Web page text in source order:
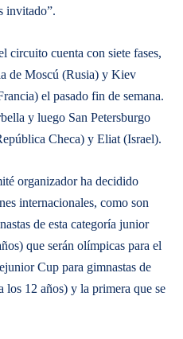
invitado”.
circuito cuenta con siete fases,
de Moscú (Rusia) y Kiev
el pasado fin de semana.
y luego San Petersburgo
Checa) y Eliat (Israel).
organizador ha decidido
internacionales, como son
de esta categoría junior
que serán olímpicas para el
Cup para gimnastas de
los 12 años) y la primera que se